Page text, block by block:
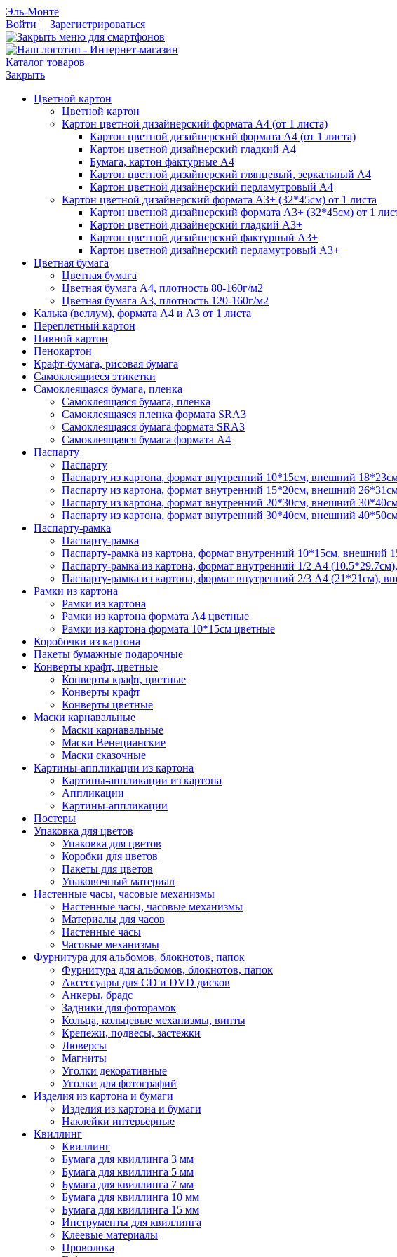
Эль-Монте
Войти | Зарегистрироваться
Каталог товаров
Закрыть
Цветной картон
Цветной картон
Картон цветной дизайнерский формата А4 (от 1 листа)
Картон цветной дизайнерский формата А4 (от 1 листа)
Картон цветной дизайнерский гладкий А4
Бумага, картон фактурные А4
Картон цветной дизайнерский глянцевый, зеркальный А4
Картон цветной дизайнерский перламутровый А4
Картон цветной дизайнерский формата А3+ (32*45см) от 1 листа
Картон цветной дизайнерский формата А3+ (32*45см) от 1
Картон цветной дизайнерский гладкий А3+
Картон цветной дизайнерский фактурный А3+
Картон цветной дизайнерский перламутровый А3+
Цветная бумага
Цветная бумага
Цветная бумага А4, плотность 80-160г/м2
Цветная бумага А3, плотность 120-160г/м2
Калька (веллум), формата А4 и А3 от 1 листа
Переплетный картон
Пивной картон
Пенокартон
Крафт-бумага, рисовая бумага
Самоклеящиеся этикетки
Самоклеящаяся бумага, пленка
Самоклеящаяся бумага, пленка
Самоклеящаяся пленка формата SRА3
Самоклеящаяся бумага формата SRА3
Самоклеящаяся бумага формата А4
Паспарту
Паспарту
Паспарту из картона, формат внутренний 10*15см, внешний
Паспарту из картона, формат внутренний 15*20см, внешний
Паспарту из картона, формат внутренний 20*30см, внешний
Паспарту из картона, формат внутренний 30*40см, внешний
Паспарту-рамка
Паспарту-рамка
Паспарту-рамка из картона, формат внутренний 10*15см, внешний
Паспарту-рамка из картона, формат внутренний 1/2 А4
Паспарту-рамка из картона, формат внутренний 2/3 А4 (21*21см),
Рамки из картона
Рамки из картона
Рамки из картона формата А4 цветные
Рамки из картона формата 10*15см цветные
Коробочки из картона
Пакеты бумажные подарочные
Конверты крафт, цветные
Конверты крафт, цветные
Конверты крафт
Конверты цветные
Маски карнавальные
Маски карнавальные
Маски Венецианские
Маски сказочные
Картины-аппликации из картона
Картины-аппликации из картона
Аппликации
Картины-аппликации
Постеры
Упаковка для цветов
Упаковка для цветов
Коробки для цветов
Пакеты для цветов
Упаковочный материал
Настенные часы, часовые механизмы
Настенные часы, часовые механизмы
Материалы для часов
Настенные часы
Часовые механизмы
Фурнитура для альбомов, блокнотов, папок
Фурнитура для альбомов, блокнотов, папок
Аксессуары для CD и DVD дисков
Анкеры, брадс
Задники для фоторамок
Кольца, кольцевые механизмы, винты
Крепежи, подвесы, застежки
Люверсы
Магниты
Уголки декоративные
Уголки для фотографий
Изделия из картона и бумаги
Изделия из картона и бумаги
Наклейки интерьерные
Квиллинг
Квиллинг
Бумага для квиллинга 3 мм
Бумага для квиллинга 5 мм
Бумага для квиллинга 7 мм
Бумага для квиллинга 10 мм
Бумага для квиллинга 15 мм
Инструменты для квиллинга
Клеевые материалы
Проволока